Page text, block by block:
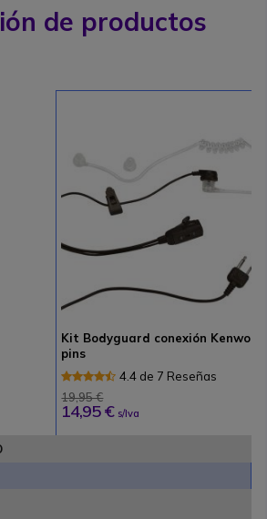
de productos
Kit Bodyguard conexión
pins
4.4 de 7 Reseñas
19,95 €
14,95 € s/Iva